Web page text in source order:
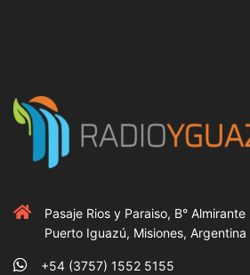
Pasaje Rios y Paraiso, B° Almirante
Puerto Iguazú, Misiones, Argentina
+54 (3757) 1552 5155